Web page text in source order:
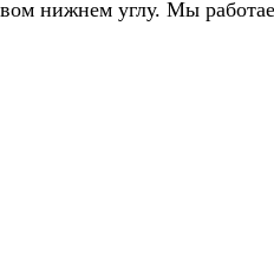
нижнем углу. Мы